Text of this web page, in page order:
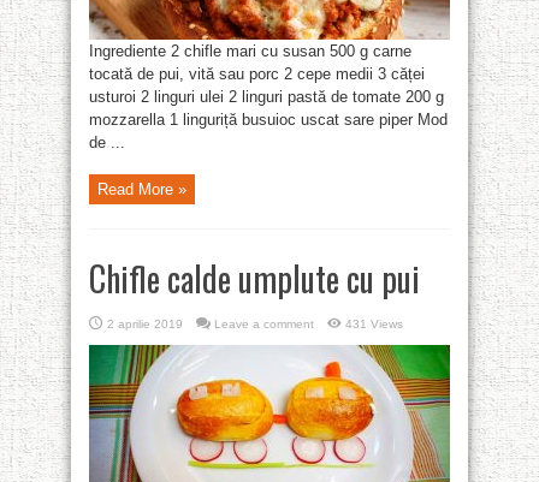
Ingrediente 2 chifle mari cu susan 500 g carne
tocată de pui, vită sau porc 2 cepe medii 3 căței
usturoi 2 linguri ulei 2 linguri pastă de tomate 200 g
mozzarella 1 linguriță busuioc uscat sare piper Mod
de ...
Read More »
Chifle calde umplute cu pui
2 aprilie 2019 Leave a comment 431 Views